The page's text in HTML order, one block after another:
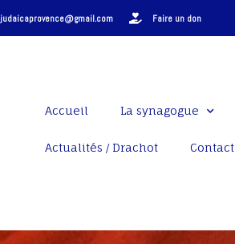
judaicaprovence@gmail.com Faire un don
Accueil La synagogue
Actualités / Drachot Contact